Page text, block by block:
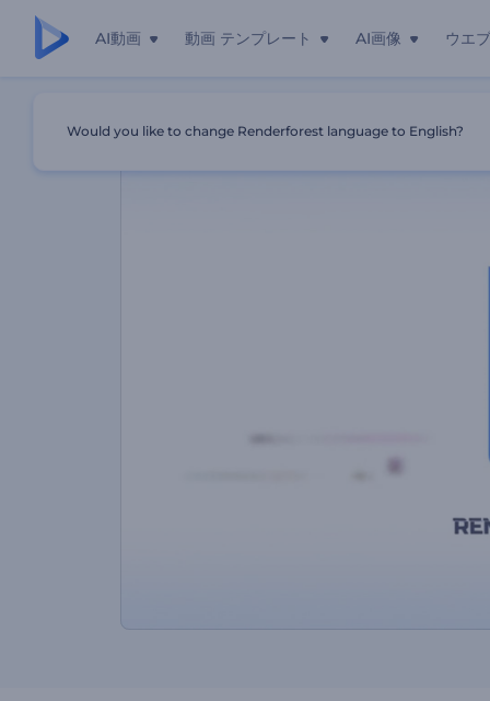
AI動画 動画 テンプレート AI画像 ウエ
Would you like to change Renderforest language to English?